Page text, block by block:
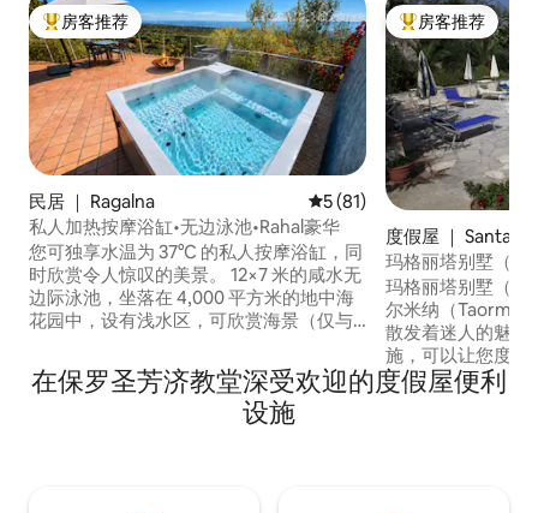
热门「房客推荐」
房客推荐
民居 ｜ Ragalna 平均评分 5 分（满分 5 分）
5 (81)
私人加热按摩浴缸•无边泳池•Rahal豪华
您可独享水温为 37°C 的私人按摩浴缸，同
时欣赏令人惊叹的美景。 12×7 米的咸水无
边际泳池，坐落在 4,000 平方米的地中海
花园中，设有浅水区，可欣赏海景（仅与
筑度假屋，位于埃特纳火山（Mount
Etna）脚下，屡获殊荣。 海景、火坑和室
内壁炉在每个季节都营造出温馨的氛围 标
热门「房客推荐」
房客推荐
度假屋 ｜ Santa
玛格丽塔别墅（
休闲
玛格丽塔别墅（
尔米纳（Taormina
散发着迷人的魅力
施，可以让您度过
还设置有一座配备
池。泳池旁边有一
在保罗圣芳济教堂深受欢迎的度假屋便利
设施